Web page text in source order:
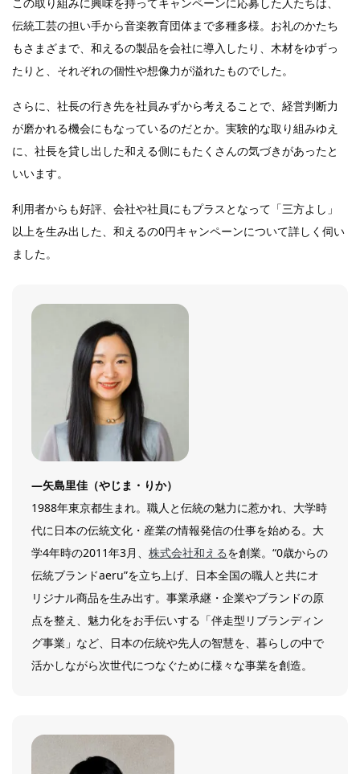
伝統工芸の担い手から音楽教育団体まで多種多様。お礼のかたち
もさまざまで、和えるの製品を会社に導入したり、木材をゆずっ
たりと、それぞれの個性や想像力が溢れたものでした。
さらに、社長の行き先を社員みずから考えることで、経営判断力
が磨かれる機会にもなっているのだとか。実験的な取り組みゆえ
に、社長を貸し出した和える側にもたくさんの気づきがあったと
いいます。
利用者からも好評、会社や社員にもプラスとなって「三方よし」
以上を生み出した、和えるの0円キャンペーンについて詳しく伺い
ました。
―矢島里佳（やじま・りか）
1988年東京都生まれ。職人と伝統の魅力に惹かれ、大学時
代に日本の伝統文化・産業の情報発信の仕事を始める。大
学4年時の2011年3月、 株式会社和えるを創業。“0歳からの
伝統ブランドaeru”を立ち上げ、日本全国の職人と共にオ
リジナル商品を生み出す。事業承継・企業やブランドの原
点を整え、魅力化をお手伝いする「伴走型リブランディン
グ事業」など、日本の伝統や先人の智慧を、暮らしの中で
活かしながら次世代につなぐために様々な事業を創造。